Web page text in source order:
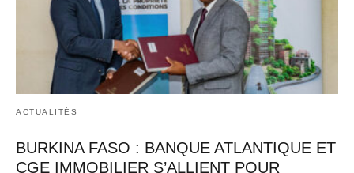
ACTUALITÉS
BURKINA FASO : BANQUE ATLANTIQUE ET
CGE IMMOBILIER S’ALLIENT POUR